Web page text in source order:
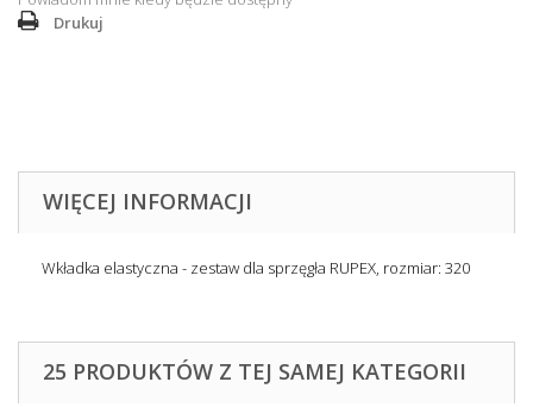
Drukuj
WIĘCEJ INFORMACJI
Wkładka elastyczna - zestaw dla sprzęgła RUPEX, rozmiar: 320
25 PRODUKTÓW Z TEJ SAMEJ KATEGORII